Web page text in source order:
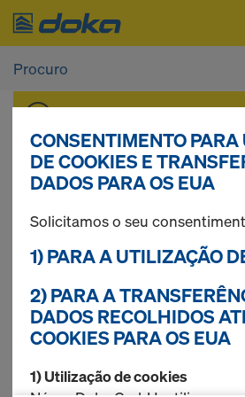
Iniciar sessão.
Prumo Eurex
3 produtos encontrados
Mais procurados
Prumo
CONSENTIMENTO
DE COOKIES E
DADOS PARA OS EUA
Solicitamos o seu
1) PARA A UTILIZAÇÃO
2) PARA A
DADOS RECOLHIDOS
COOKIES PARA OS EUA
1) Utilização de cookies